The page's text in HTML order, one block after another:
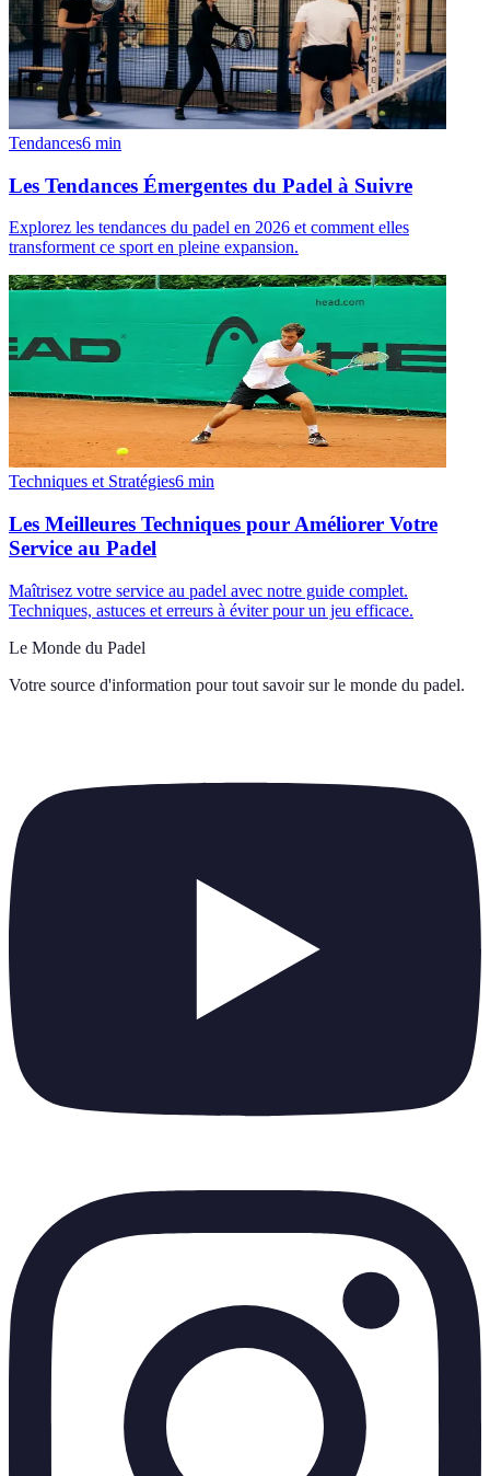
Tendances6 min
Les Tendances Émergentes du Padel à Suivre
Explorez les tendances du padel en 2026 et comment elles
transforment ce sport en pleine expansion.
Techniques et Stratégies6 min
Les Meilleures Techniques pour Améliorer Votre
Service au Padel
Maîtrisez votre service au padel avec notre guide complet.
Techniques, astuces et erreurs à éviter pour un jeu efficace.
Le Monde du Padel
Votre source d'information pour tout savoir sur le monde du padel.